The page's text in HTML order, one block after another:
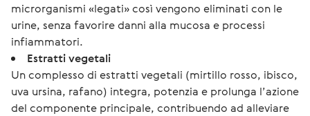
microrganismi «legati» così vengono eliminati con le
urine, senza favorire danni alla mucosa e processi
infiammatori.
Estratti vegetali
Un complesso di estratti vegetali (mirtillo rosso, ibisco,
uva ursina, rafano) integra, potenzia e prolunga l’azione
del componente principale, contribuendo ad alleviare